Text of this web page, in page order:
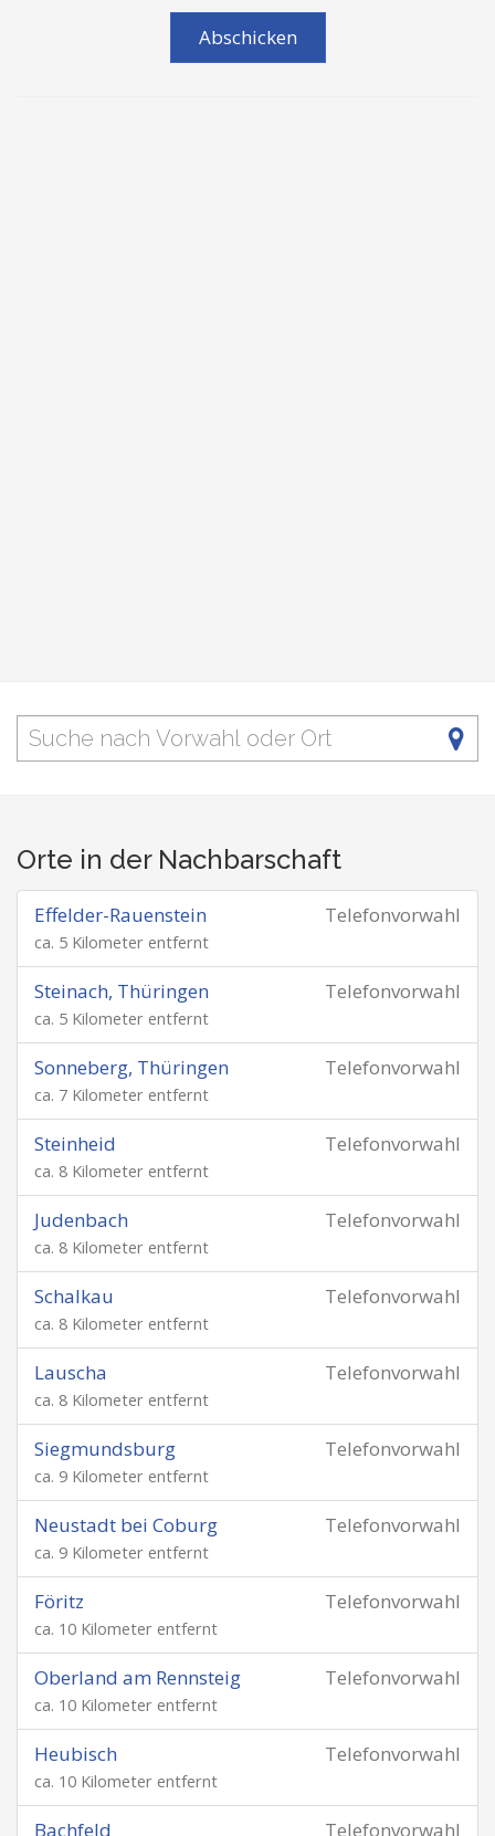
Orte in der Nachbarschaft
Telefonvorwahl
Effelder-Rauenstein
ca. 5 Kilometer entfernt
Telefonvorwahl
Steinach, Thüringen
ca. 5 Kilometer entfernt
Telefonvorwahl
Sonneberg, Thüringen
ca. 7 Kilometer entfernt
Telefonvorwahl
Steinheid
ca. 8 Kilometer entfernt
Telefonvorwahl
Judenbach
ca. 8 Kilometer entfernt
Telefonvorwahl
Schalkau
ca. 8 Kilometer entfernt
Telefonvorwahl
Lauscha
ca. 8 Kilometer entfernt
Telefonvorwahl
Siegmundsburg
ca. 9 Kilometer entfernt
Telefonvorwahl
Neustadt bei Coburg
ca. 9 Kilometer entfernt
Telefonvorwahl
Föritz
ca. 10 Kilometer entfernt
Telefonvorwahl
Oberland am Rennsteig
ca. 10 Kilometer entfernt
Telefonvorwahl
Heubisch
ca. 10 Kilometer entfernt
Telefonvorwahl
Bachfeld